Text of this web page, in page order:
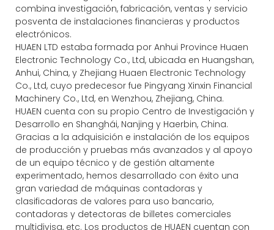
combina investigación, fabricación, ventas y servicio
posventa de instalaciones financieras y productos
electrónicos.
HUAEN LTD estaba formada por Anhui Province Huaen
Electronic Technology Co., Ltd, ubicada en Huangshan,
Anhui, China, y Zhejiang Huaen Electronic Technology
Co., Ltd, cuyo predecesor fue Pingyang Xinxin Financial
Machinery Co., Ltd, en Wenzhou, Zhejiang, China.
HUAEN cuenta con su propio Centro de Investigación y
Desarrollo en Shanghái, Nanjing y Haerbin, China.
Gracias a la adquisición e instalación de los equipos
de producción y pruebas más avanzados y al apoyo
de un equipo técnico y de gestión altamente
experimentado, hemos desarrollado con éxito una
gran variedad de máquinas contadoras y
clasificadoras de valores para uso bancario,
contadoras y detectoras de billetes comerciales
multidivisa, etc. Los productos de HUAEN cuentan con